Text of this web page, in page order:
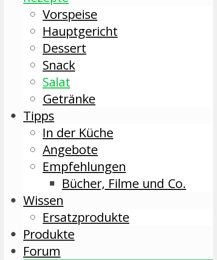
Vorspeise
Hauptgericht
Dessert
Snack
Salat
Getränke
Tipps
In der Küche
Angebote
Empfehlungen
Bücher, Filme und Co.
Wissen
Ersatzprodukte
Produkte
Forum